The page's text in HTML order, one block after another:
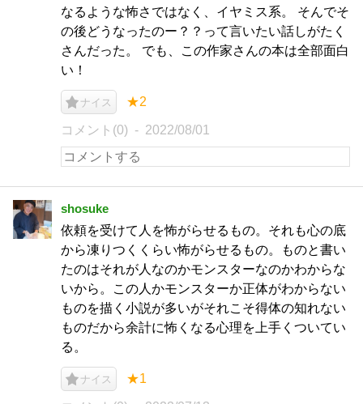
なるような怖さではなく、イヤミス系。 そんでそ
の後どうなったのー？？って言いたい話しがたく
さんだった。 でも、この作家さんの本は全部面白
い！
ナイス ★2
コメント(0) 2022/08/01
shosuke
依頼を受けて人を怖がらせるもの。それも心の底
から凍りつくくらい怖がらせるもの。ものと書い
たのはそれが人なのかモンスターなのかわからな
いから。この人かモンスターか正体がわからない
ものを描く小説が多いがそれこそ得体の知れない
ものだから余計に怖くなる心理を上手くついてい
る。
ナイス ★1